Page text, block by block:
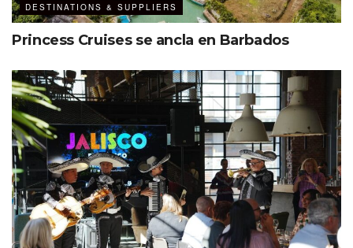
DESTINATIONS & SUPPLIERS
Princess Cruises se ancla en Barbados